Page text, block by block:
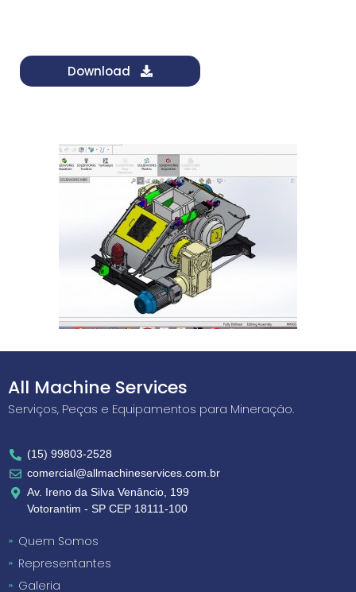
Download
All Machine Services
Serviços, Peças e Equipamentos para Mineração.
(15) 99803-2528
comercial@allmachineservices.com.br
Av. Ireno da Silva Venâncio, 199
Votorantim - SP CEP 18111-100
Quem Somos
Representantes
Galeria